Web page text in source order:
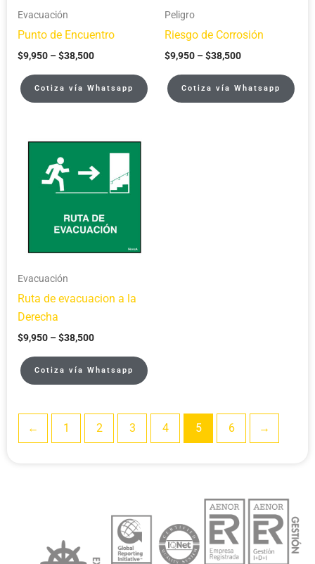
Evacuación
Punto de Encuentro
$9,950 –$38,500
Cotiza vía Whatsapp
Peligro
Riesgo de Corrosión
$9,950 –$38,500
Cotiza vía Whatsapp
Evacuación
Ruta de evacuacion a la
Derecha
$9,950 –$38,500
through
$38,500
Cotiza vía Whatsapp
← 1 2 3 4 5 6 →